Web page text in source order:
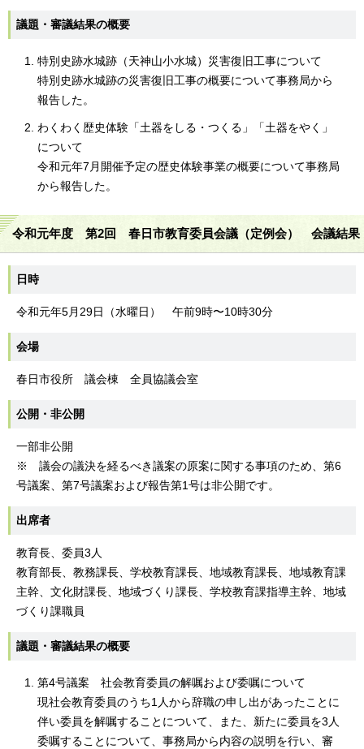
議題・審議結果の概要
特別史跡水城跡（天神山小水城）災害復旧工事について
特別史跡水城跡の災害復旧工事の概要について事務局から
報告した。
わくわく歴史体験「土器をしる・つくる」「土器をやく」
について
令和元年7月開催予定の歴史体験事業の概要について事務局
から報告した。
令和元年度 第2回 春日市教育委員会議（定例会） 会議結果
日時
令和元年5月29日（水曜日） 午前9時〜10時30分
会場
春日市役所 議会棟 全員協議会室
公開・非公開
一部非公開
※ 議会の議決を経るべき議案の原案に関する事項のため、第6
号議案、第7号議案および報告第1号は非公開です。
出席者
教育長、委員3人
教育部長、教務課長、学校教育課長、地域教育課長、地域教育課
主幹、文化財課長、地域づくり課長、学校教育課指導主幹、地域
づくり課職員
議題・審議結果の概要
第4号議案 社会教育委員の解嘱および委嘱について
現社会教育委員のうち1人から辞職の申し出があったことに
伴い委員を解嘱することについて、また、新たに委員を3人
委嘱することについて、事務局から内容の説明を行い、審